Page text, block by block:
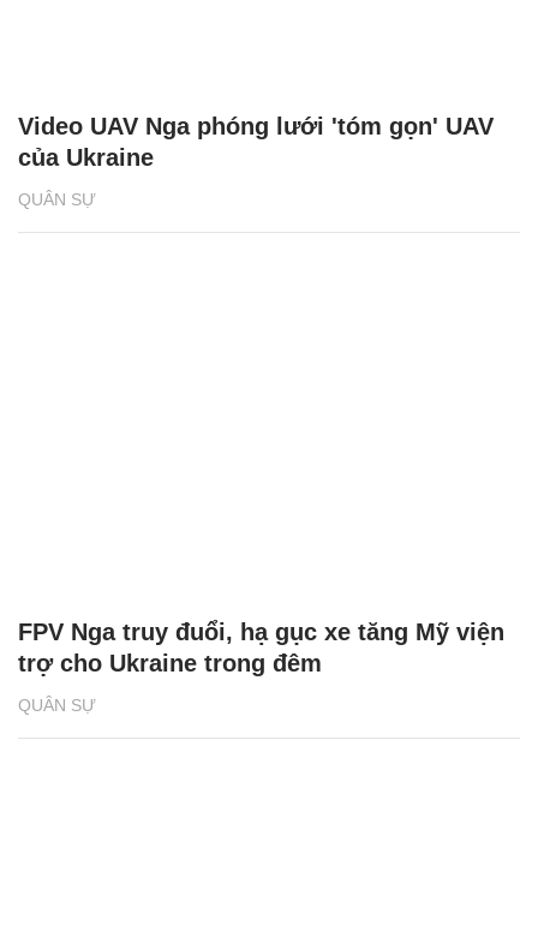
QUÂN SỰ
Video UAV Nga phóng lưới 'tóm gọn' UAV
của Ukraine
QUÂN SỰ
FPV Nga truy đuổi, hạ gục xe tăng Mỹ viện
trợ cho Ukraine trong đêm